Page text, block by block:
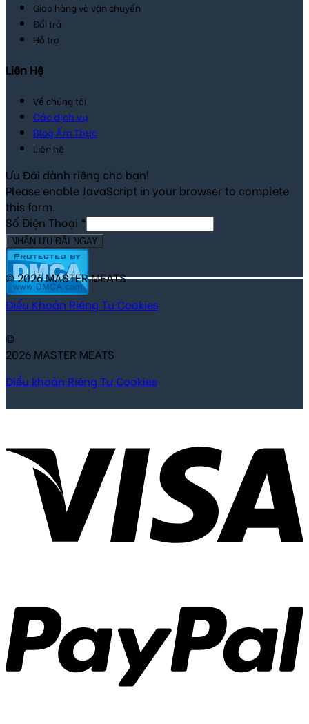
Giao hàng và vận chuyển
Đổi trả
Hỗ trợ
Liên Hệ
Về chúng tôi
Các dịch vụ
Blog Ẩm Thực
Liên hệ
Ưu Đãi dành riêng cho bạn!
Please enable JavaScript in your browser to complete
this form.
Số Điện Thoại *
NHẬN ƯU ĐÃI NGAY
© 2026 MASTER MEATS
Điểu Khoản Riêng Tư Cookies
©
2026 MASTER MEATS
Điều khoản Riêng Tư Cookies